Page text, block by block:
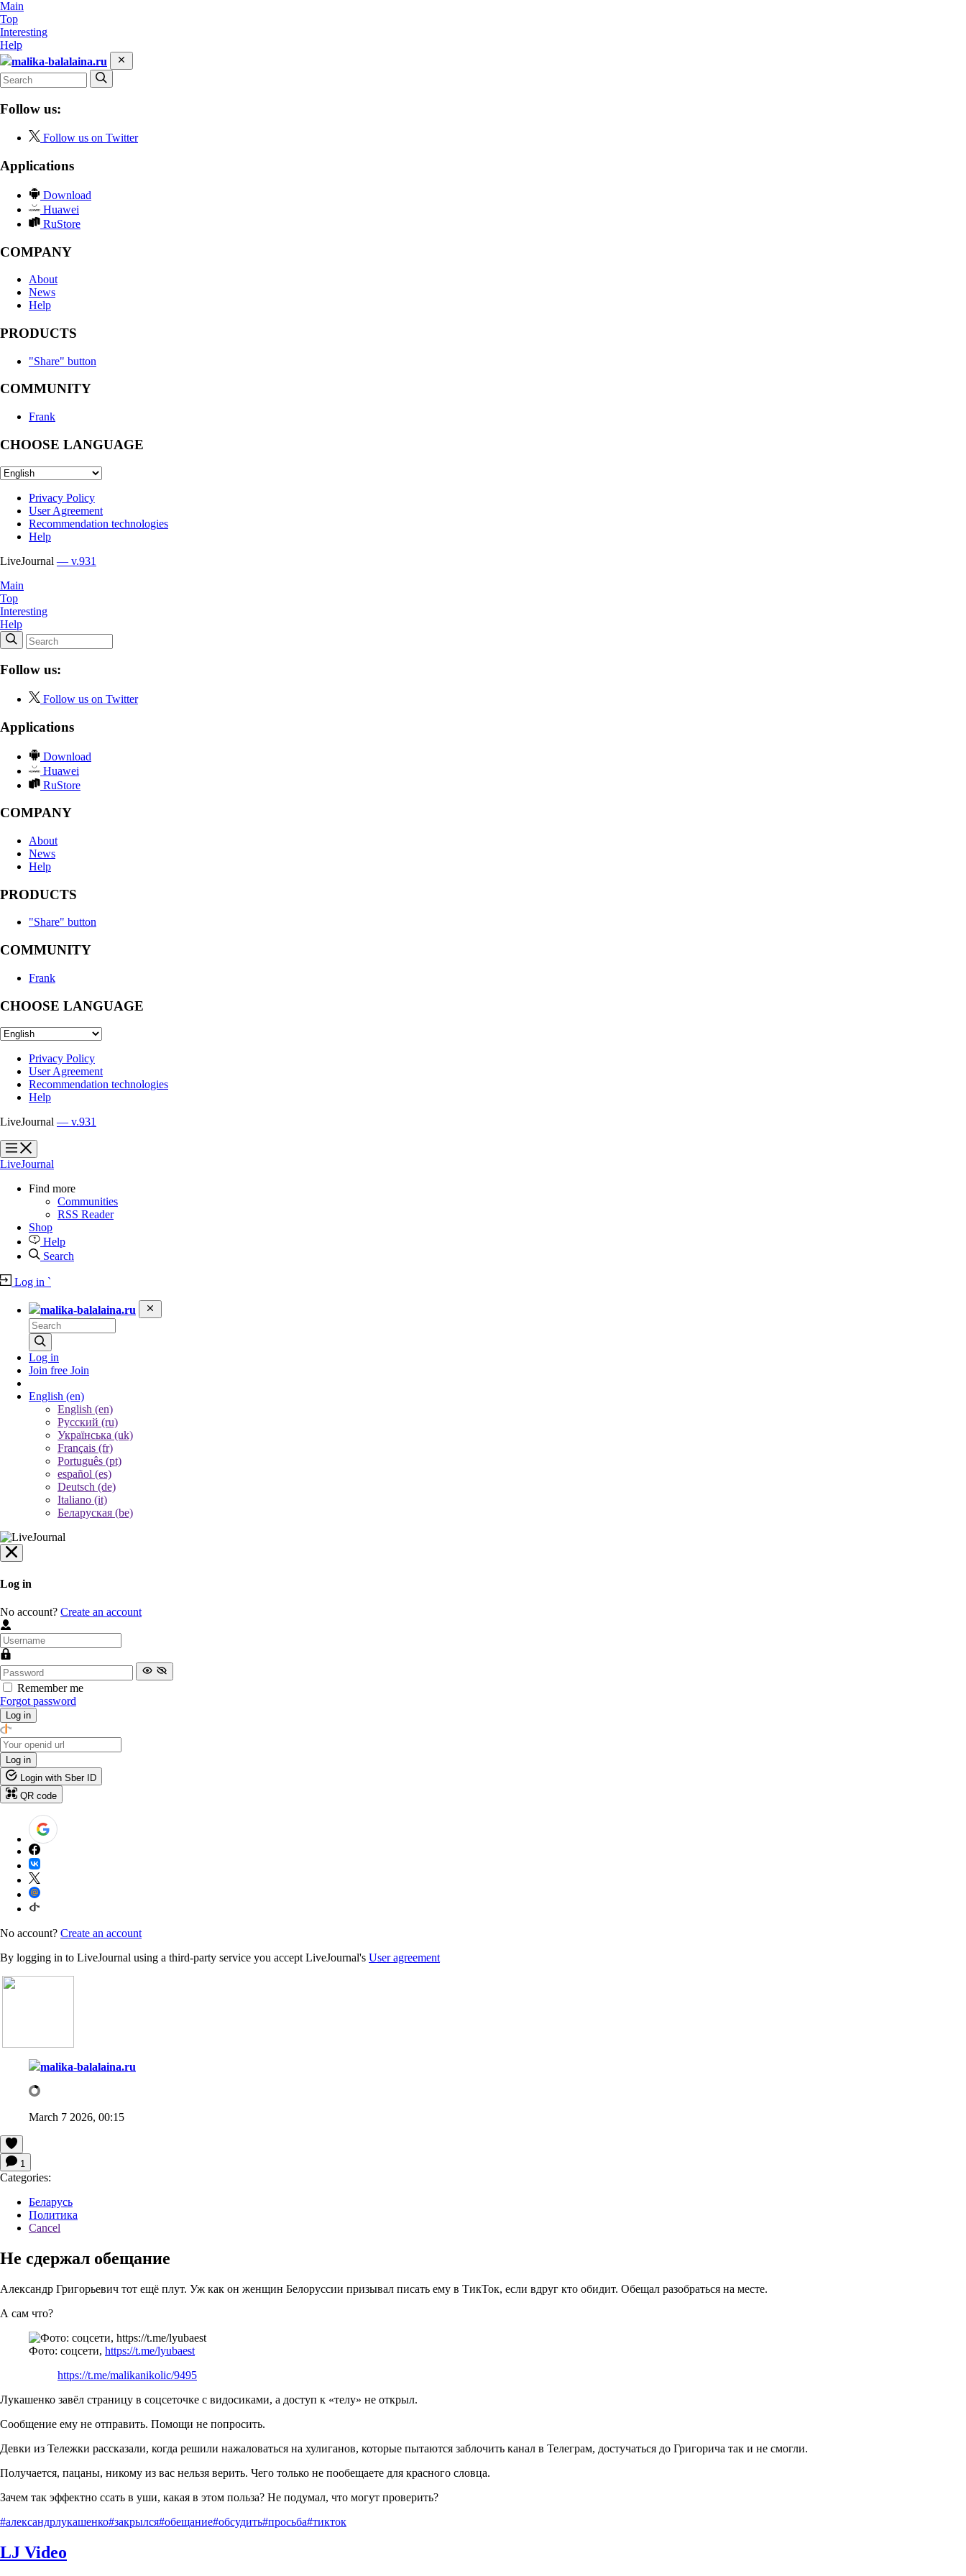
Main
Top
Interesting
Help
malika-balalaina.ru
Follow us:
Follow us on Twitter
Applications
Download
Huawei
RuStore
COMPANY
About
News
Help
PRODUCTS
"Share" button
COMMUNITY
Frank
CHOOSE LANGUAGE
Privacy Policy
User Agreement
Recommendation technologies
Help
LiveJournal — v.931
Main
Top
Interesting
Help
Follow us:
Follow us on Twitter
Applications
Download
Huawei
RuStore
COMPANY
About
News
Help
PRODUCTS
"Share" button
COMMUNITY
Frank
CHOOSE LANGUAGE
Privacy Policy
User Agreement
Recommendation technologies
Help
LiveJournal — v.931
?
?
LiveJournal
Find more
Communities
RSS Reader
Shop
Help
Search
Log in `
malika-balalaina.ru
Log in
Join free Join
English (en)
English (en)
Русский (ru)
Українська (uk)
Français (fr)
Português (pt)
español (es)
Deutsch (de)
Italiano (it)
Беларуская (be)
Log in
No account? Create an account
Remember me
Forgot password
Log in
Log in
Login with Sber ID
QR code
No account? Create an account
By logging in to LiveJournal using a third-party service you accept LiveJournal's User agreement
malika-balalaina.ru
March 7 2026, 00:15
1
Categories:
Беларусь
Политика
Cancel
Не сдержал обещание
Александр Григорьевич тот ещё плут. Уж как он женщин Белоруссии призывал писать ему в ТикТок, если вдруг кто обидит. Обещал разобраться на месте.
А сам что?
Фото: соцсети, https://t.me/lyubaest
https://t.me/malikanikolic/9495
Лукашенко завёл страницу в соцсеточке с видосиками, а доступ к «телу» не открыл.
Сообщение ему не отправить. Помощи не попросить.
Девки из Тележки рассказали, когда решили нажаловаться на хулиганов, которые пытаются заблочить канал в Телеграм, достучаться до Григорича так и не смогли.
Получается, пацаны, никому из вас нельзя верить. Чего только не пообещаете для красного словца.
Зачем так эффектно ссать в уши, какая в этом польза? Не подумал, что могут проверить?
#александрлукашенко#закрылся#обещание#обсудить#просьба#тикток
LJ Video